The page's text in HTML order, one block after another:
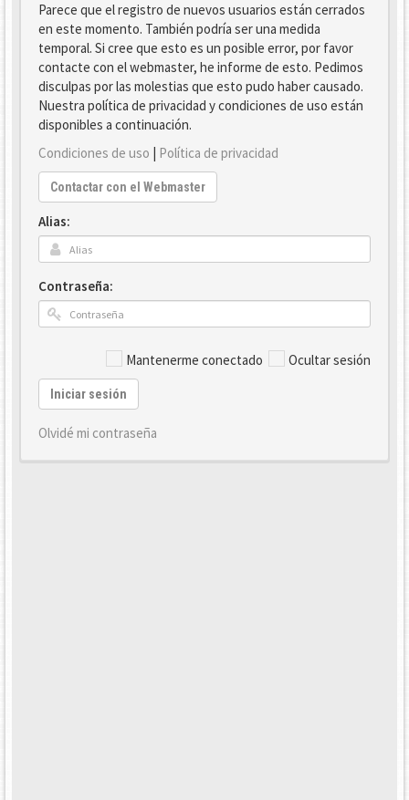
Parece que el registro de nuevos usuarios están cerrados
en este momento. También podría ser una medida
temporal. Si cree que esto es un posible error, por favor
contacte con el webmaster, he informe de esto. Pedimos
disculpas por las molestias que esto pudo haber causado.
Nuestra política de privacidad y condiciones de uso están
disponibles a continuación.
Condiciones de uso | Política de privacidad
Contactar con el Webmaster
Alias:
Contraseña:
Mantenerme conectado Ocultar sesión
Iniciar sesión
Olvidé mi contraseña